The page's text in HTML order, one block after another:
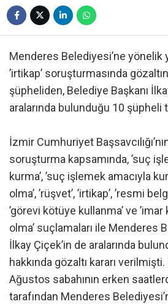
Menderes Belediyesi’ne yönelik
’irtikap’ soruşturmasında
şüpheliden, Belediye Başkanı
aralarında bulunduğu 10 şüpheli
İzmir Cumhuriyet
soruşturma kapsamında, ’suç
kurma’, ’suç işlemek amacıyla
olma’, ’rüşvet’, ’irtikap’, ’resmi
’görevi kötüye kullanma’ ve
olma’ suçlamaları ile Menderes
İlkay Çiçek’in de aralarında
hakkında gözaltı kararı
Ağustos sabahının erken
tarafından Menderes